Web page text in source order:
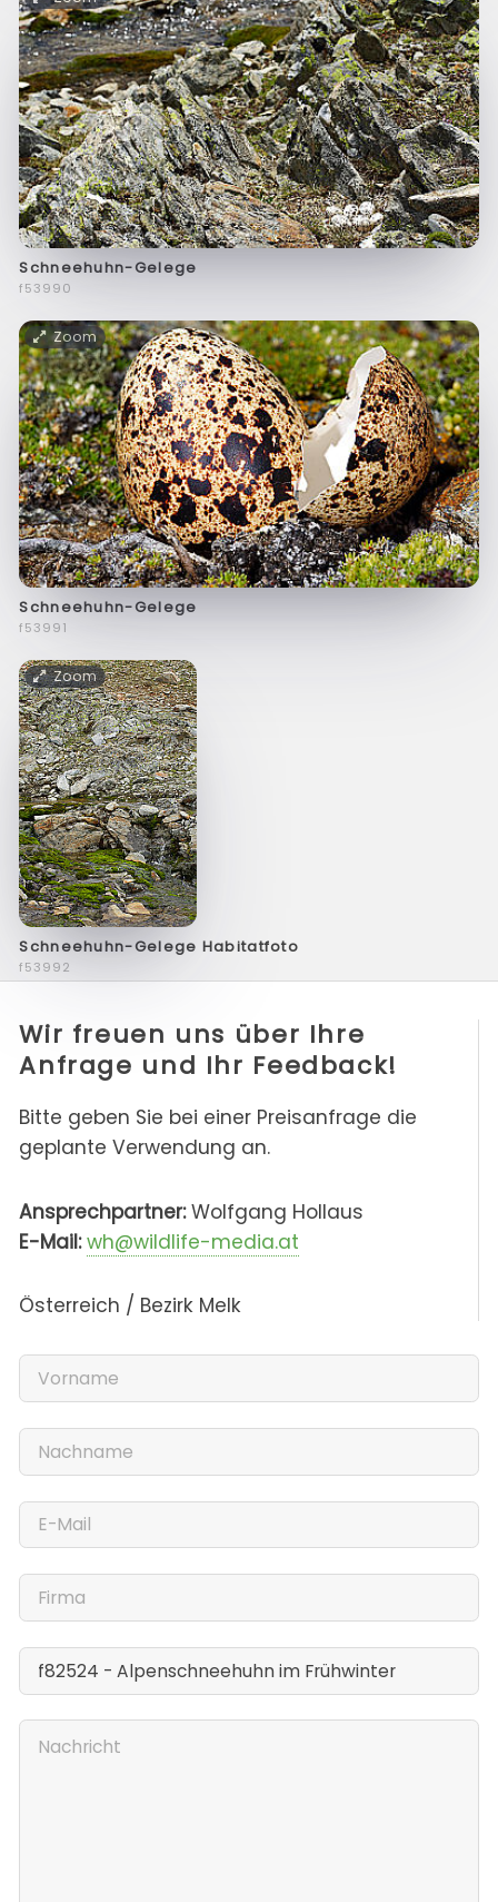
Schneehuhn-Gelege
f53990
Zoom
Schneehuhn-Gelege
f53991
Zoom
Schneehuhn-Gelege Habitatfoto
f53992
Wir freuen uns über Ihre
Anfrage und Ihr Feedback!
Bitte geben Sie bei einer Preisanfrage die
geplante Verwendung an.
Ansprechpartner:Wolfgang Hollaus
E-Mail: wh@wildlife-media.at
Österreich / Bezirk Melk